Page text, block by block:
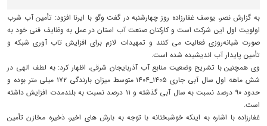
به گزارش نصر، یوسف غفارزاده روز چهارشنبه در گفت وگو با ایرنا افزود: تأمین آب شرب
اولویت اول این شرکت است و کارکنان صنعت آب استان در عمل به وظایف فنی خود به
صورت شبانه‌روزی فعالیت می کنند و تمهیدات لازم برای افزایش تاب آوری شبکه و
تأمین پایدار آب اندیشیده شده است. ‌
وی همچنین با تشریح وضعیت منابع آب آذربایجان شرقی، اظهار کرد: به لطف الهی در
شش ماهه اول سال آبی جاری ۱۴۰۵_۱۴۰۴ متوسط میزان بارندگی ۱۷۲ میلی متر بوده و
حدود ۹۰ درصد نسبت به سال آبی گذشته و ۱۱ درصد نسبت به بلندمدت افزایش داشته
است. ‌
غفارزاده با اشاره به اینکه خوشبختانه با توجه به بارش های اخیر، ذخیره مخازن تأمین